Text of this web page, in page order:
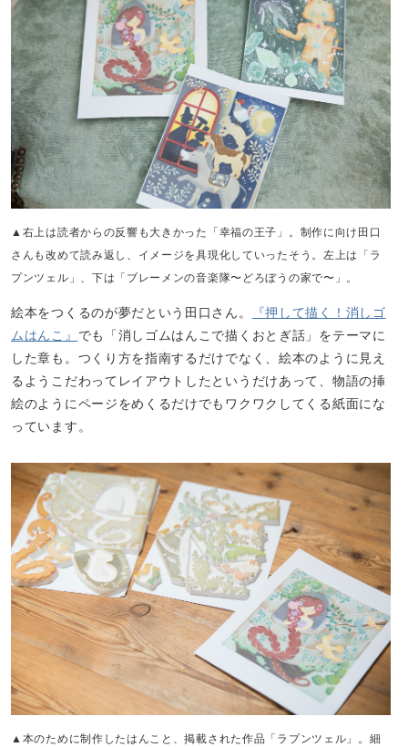
▲右上は読者からの反響も大きかった「幸福の王子」。制作に向け田口
さんも改めて読み返し、イメージを具現化していったそう。左上は「ラ
プンツェル」、下は「ブレーメンの音楽隊〜どろぼうの家で〜」。
絵本をつくるのが夢だという田口さん。
『押して描く！消しゴ
ムはんこ』 でも「消しゴムはんこで描くおとぎ話」をテーマに
した章も。つくり方を指南するだけでなく、絵本のように見え
るようこだわってレイアウトしたというだけあって、物語の挿
絵のようにページをめくるだけでもワクワクしてくる紙面にな
っています。
▲本のために制作したはんこと、掲載された作品「ラプンツェル」。細